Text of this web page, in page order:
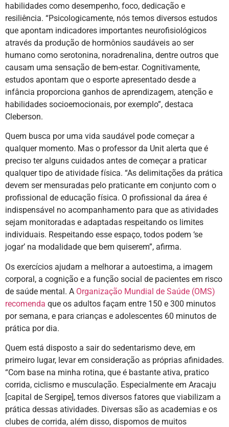
habilidades como desempenho, foco, dedicação e
resiliência. “Psicologicamente, nós temos diversos estudos
que apontam indicadores importantes neurofisiológicos
através da produção de hormônios saudáveis ao ser
humano como serotonina, noradrenalina, dentre outros que
causam uma sensação de bem-estar. Cognitivamente,
estudos apontam que o esporte apresentado desde a
infância proporciona ganhos de aprendizagem, atenção e
habilidades socioemocionais, por exemplo”, destaca
Cleberson.
Quem busca por uma vida saudável pode começar a
qualquer momento. Mas o professor da Unit alerta que é
preciso ter alguns cuidados antes de começar a praticar
qualquer tipo de atividade física. “As delimitações da prática
devem ser mensuradas pelo praticante em conjunto com o
profissional de educação física. O profissional da área é
indispensável no acompanhamento para que as atividades
sejam monitoradas e adaptadas respeitando os limites
individuais. Respeitando esse espaço, todos podem ‘se
jogar’ na modalidade que bem quiserem”, afirma.
Os exercícios ajudam a melhorar a autoestima, a imagem
corporal, a cognição e a função social de pacientes em risco
de saúde mental. A Organização Mundial de Saúde (OMS)
recomenda que os adultos façam entre 150 e 300 minutos
por semana, e para crianças e adolescentes 60 minutos de
prática por dia.
Quem está disposto a sair do sedentarismo deve, em
primeiro lugar, levar em consideração as próprias afinidades.
“Com base na minha rotina, que é bastante ativa, pratico
corrida, ciclismo e musculação. Especialmente em Aracaju
[capital de Sergipe], temos diversos fatores que viabilizam a
prática dessas atividades. Diversas são as academias e os
clubes de corrida, além disso, dispomos de muitos